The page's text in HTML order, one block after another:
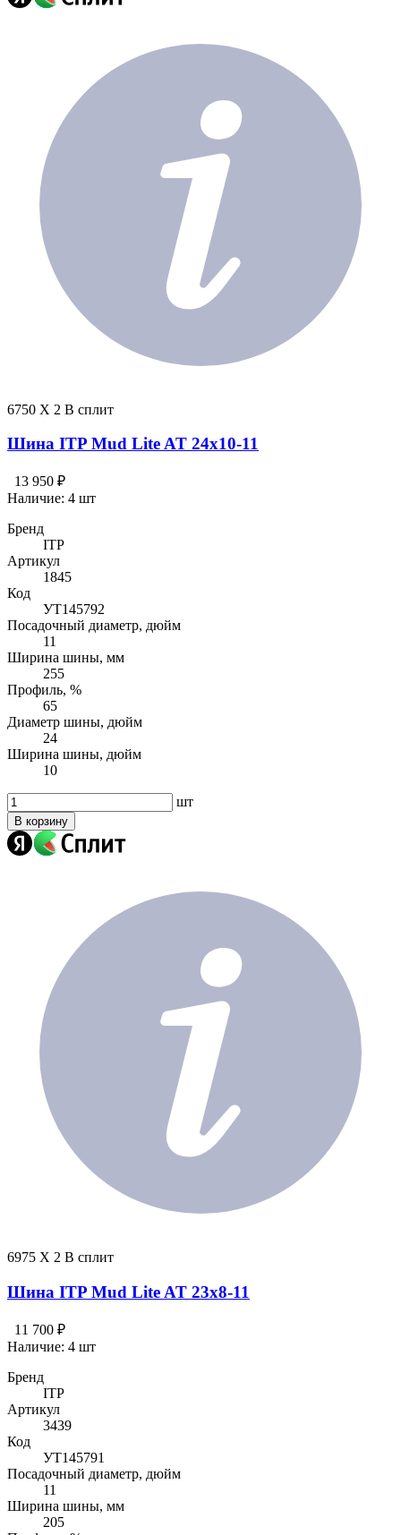
6750 X 2 В сплит
Шина ITP Mud Lite AT 24x10-11
13 950 ₽
Наличие: 4 шт
Бренд
ITP
Артикул
1845
Код
УТ145792
Посадочный диаметр, дюйм
11
Ширина шины, мм
255
Профиль, %
65
Диаметр шины, дюйм
24
Ширина шины, дюйм
10
шт
В корзину
6975 X 2 В сплит
Шина ITP Mud Lite AT 23x8-11
11 700 ₽
Наличие: 4 шт
Бренд
ITP
Артикул
3439
Код
УТ145791
Посадочный диаметр, дюйм
11
Ширина шины, мм
205